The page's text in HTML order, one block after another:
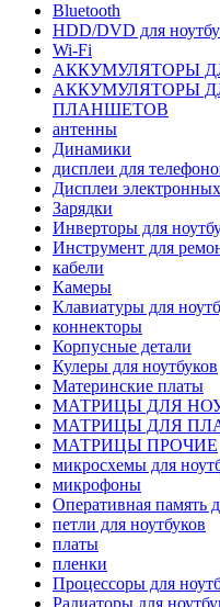
Bluetooth
HDD/DVD для
Wi-Fi
АККУМУЛЯТОРЫ
АККУМУЛЯТОРЫ
ПЛАНШЕТОВ
антенны
Динамики
дисплеи для
Дисплеи
Зарядки
Инверторы для
Инструмент для
кабели
Камеры
Клавиатуры для
коннекторы
Корпусные детали
Кулеры для ноутбуков
Материнские платы
МАТРИЦЫ ДЛЯ
МАТРИЦЫ ДЛЯ
МАТРИЦЫ ПРОЧИЕ
микросхемы для
микрофоны
Оперативная память
петли для ноутбуков
платы
пленки
Процессоры для
Радиаторы для